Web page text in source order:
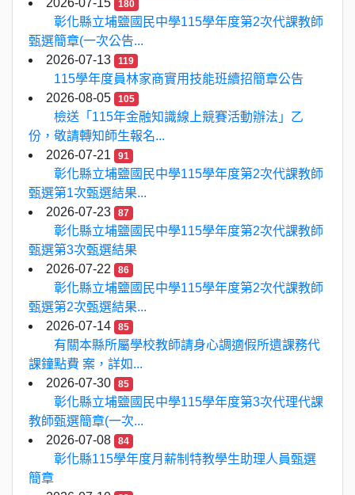
2026-07-15
180
彰化縣立埔鹽國民中學115學年度第2次代課教師
甄選簡章(一次公告...
2026-07-13
119
115學年度員林家商實用技能班續招簡章公告
2026-08-05
105
檢送「115年金融知識線上競賽活動辦法」乙
份，敬請轉知師生報名...
2026-07-21
91
彰化縣立埔鹽國民中學115學年度第2次代課教師
甄選第1次甄選結果...
2026-07-23
87
彰化縣立埔鹽國民中學115學年度第2次代課教師
甄選第3次甄選結果
2026-07-22
86
彰化縣立埔鹽國民中學115學年度第2次代課教師
甄選第2次甄選結果...
2026-07-14
85
有關本縣所屬學校教師請身心調適假所遺課務代
課鐘點費 案，詳如...
2026-07-30
85
彰化縣立埔鹽國民中學115學年度第3次代理代課
教師甄選簡章(一次...
2026-07-08
84
彰化縣115學年度月薪制特教學生助理人員甄選
簡章